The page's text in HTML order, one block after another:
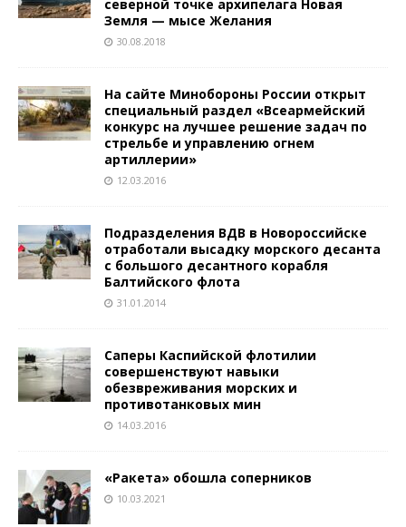
северной точке архипелага Новая
Земля — мысе Желания
30.08.2018
На сайте Минобороны России открыт
специальный раздел «Всеармейский
конкурс на лучшее решение задач по
стрельбе и управлению огнем
артиллерии»
12.03.2016
Подразделения ВДВ в Новороссийске
отработали высадку морского десанта
с большого десантного корабля
Балтийского флота
31.01.2014
Саперы Каспийской флотилии
совершенствуют навыки
обезвреживания морских и
противотанковых мин
14.03.2016
«Ракета» обошла соперников
10.03.2021